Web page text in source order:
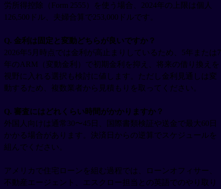
労所得控除（Form 2555）を使う場合、2024年の上限は個人
126,500ドル、夫婦合算で253,000ドルです。
Q. 金利は固定と変動どちらが良いですか？
2026年5月時点では金利が高止まりしているため、5年または7
年のARM（変動金利）で初期金利を抑え、将来の借り換えを
視野に入れる選択も検討に値します。ただし金利見通しは変
動するため、複数業者から見積もりを取ってください。
Q. 審査にはどれくらい時間がかかりますか？
外国人向けは通常30〜45日、国際書類検証や送金で最大60日
かかる場合があります。決済日からの逆算でスケジュールを
組んでください。
アメリカで住宅ローンを組む過程では、ローンオフィサー、
不動産エージェント、エスクロー担当との英語でのやり取り